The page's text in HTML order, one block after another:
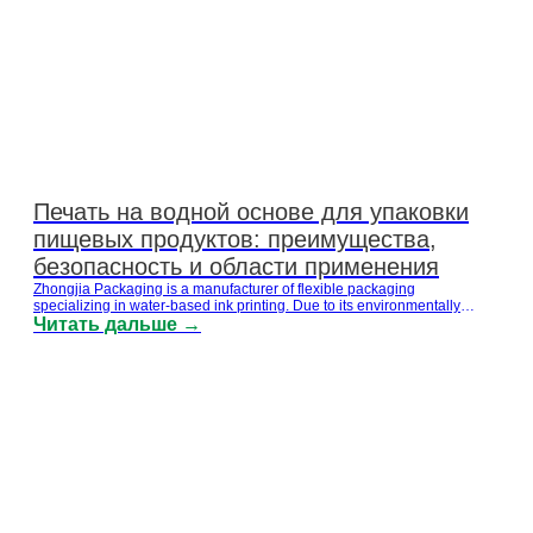
Печать на водной основе для упаковки
пищевых продуктов: преимущества,
безопасность и области применения
Zhongjia Packaging is a manufacturer of flexible packaging
specializing in water-based ink printing. Due to its environmentally
friendly, safe, and food-contact packaging characteristics, water-based
ink printing is becoming an important choice for global food brands and
Читать дальше →